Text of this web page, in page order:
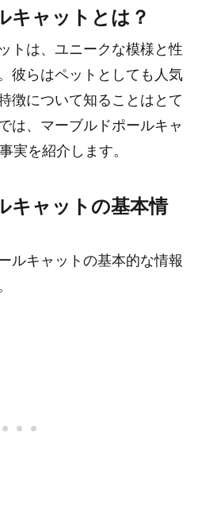
キャットとは？
トは、ユニークな模様と性
彼らはペットとしても人気
徴について知ることはとて
は、マーブルドポールキャ
実を紹介します。
キャットの基本情
ルキャットの基本的な情報